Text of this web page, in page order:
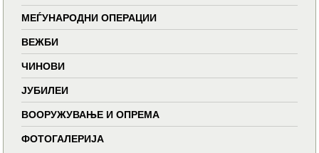
МЕЃУНАРОДНИ ОПЕРАЦИИ
ВЕЖБИ
ЧИНОВИ
ЈУБИЛЕИ
ВООРУЖУВАЊЕ И ОПРЕМА
ФОТОГАЛЕРИЈА